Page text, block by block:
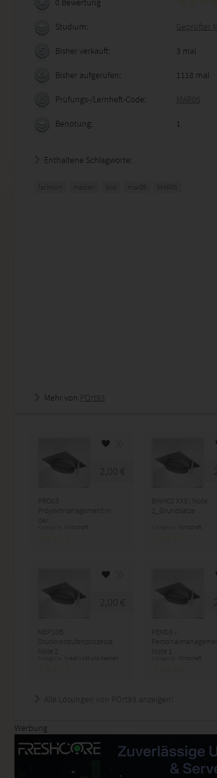
Studium: Geprüfter
Bisher verkauft: 3 mal
Bisher aufgerufen: 1118 mal
Prüfungs-/Lernheft-Code: MAR05
Benotung: 1
Enthaltene Schlagworte:
fachwirt medien bwl mar05 MAR05
Mehr von POrt93
2,00 €
PRO03
Projektmanagement in
der...
Wirtschaft
BWH02 XX3 | Note
2_Grundsätze ...
Wirtschaft
2,00 €
MEP10B
Druckvorstufenprozesse
Note 2
Kreativität und Medien
PEM03 -
Note 1
Wirtschaft
Alle Lösungen von POrt93 anzeigen!
Werbung